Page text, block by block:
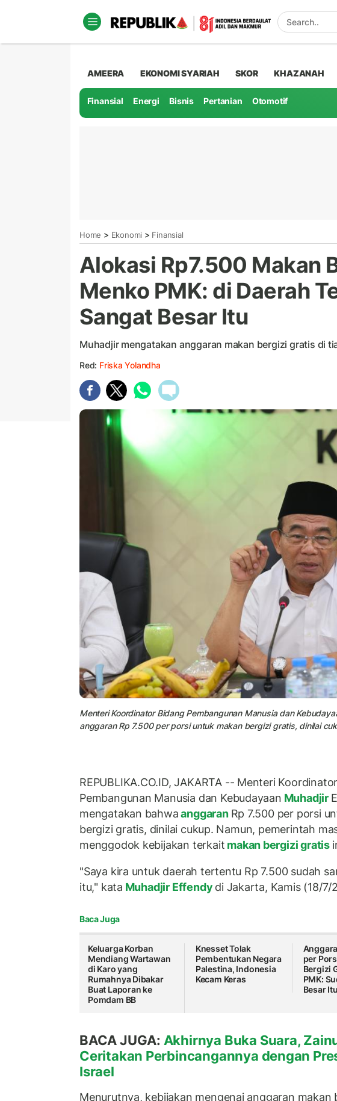
AMEERA EKONOMI SYARIAH SKOR KHAZANAH
Finansial Energi Bisnis Pertanian Otomotif
Home > Ekonomi > Finansial
Alokasi Rp7.500 Makan
Menko PMK: di Daerah
Sangat Besar Itu
Muhadjir mengatakan anggaran makan bergizi gratis di
Red: Friska Yolandha
Menteri Koordinator Bidang Pembangunan Manusia dan
anggaran Rp 7.500 per porsi untuk makan bergizi gratis, dinilai
REPUBLIKA.CO.ID, JAKARTA -- Menteri
Pembangunan Manusia dan Kebudayaan Muhadjir
mengatakan bahwaanggaran Rp 7.500 per porsi
bergizi gratis, dinilai cukup. Namun, pemerintah
menggodok kebijakan terkait makan bergizi gratis
"Saya kira untuk daerah tertentu Rp 7.500 sudah
itu," kata Muhadjir Effendy di Jakarta, Kamis (18/7/
Baca Juga
Keluarga Korban
Mendiang Wartawan
di Karo yang
Rumahnya Dibakar
Buat Laporan ke
Pomdam BB
Knesset Tolak
Pembentukan Negara
Palestina, Indonesia
Kecam Keras
per
Bergizi
PMK:
Besar Itu
BACA JUGA: Akhirnya Buka Suara,
Ceritakan Perbincangannya dengan
Israel
Menurutnya, kebijakan mengenai anggaran makan